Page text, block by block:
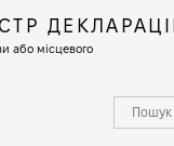
або місцевого